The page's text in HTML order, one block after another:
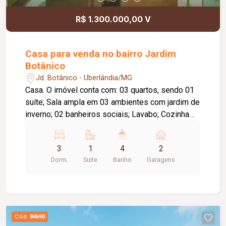
R$ 1.300.000,00 V
Casa para venda no bairro Jardim
Botânico
Jd. Botânico - Uberlândia/MG
Casa. O imóvel conta com: 03 quartos, sendo 01
suíte; Sala ampla em 03 ambientes com jardim de
inverno; 02 banheiros sociais; Lavabo; Cozinha
integrada; Lavanderia com armários; Espaço
gourmet com balcão em granito, armários
planejados, churrasqueira em tijolinhos e fogão a
energia fotovoltaica; Ar-condicionado instalado;
Cerca elétrica e concertina; Construção em laje
3
Dorm.
1
Suite
4
Banho
2
Garagens
Cód. 84690